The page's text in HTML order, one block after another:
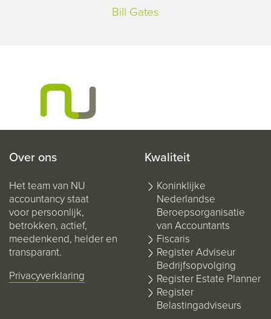
Bill Gates
Over ons
Het team van NU
accountancy staat
voor persoonlijk,
betrokken, actief,
meedenkend, helder en
transparant.
Privacyverklaring
Kwaliteit
Koninklijke
Nederlandse
Beroepsorganisatie
van Accountants
Fiscaris
Register Adviseur
Bedrijfsopvolging
Register Estate Planner
Register
Belastingadviseurs